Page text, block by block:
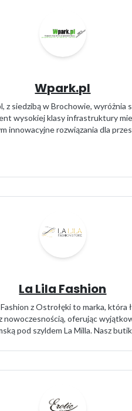
Wpark.pl
z siedzibą w Brochowie, wyróżnia
wysokiej klasy infrastruktury
innowacyjne rozwiązania dla
La Lila Fashion
Fashion z Ostrołęki to marka, która
nowoczesnością, oferując
pod szyldem La Milla. Nasz